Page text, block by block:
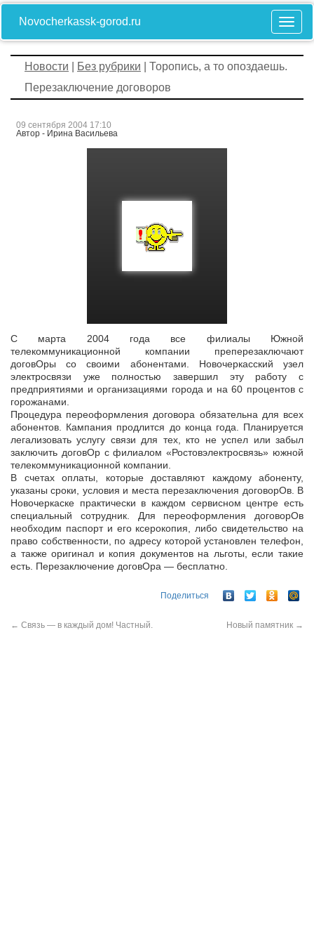
Novocherkassk-gorod.ru
Новости Без рубрики | Торопись, а то опоздаешь.
Перезаключение договоров
09 сентября 2004 17:10
Автор - Ирина Васильева
С марта 2004 года все филиалы Южной
телекоммуникационной компании преперезаключают
договОры со своими абонентами. Новочеркасский узел
электросвязи уже полностью завершил эту работу с
предприятиями и организациями города и на 60 процентов с
горожанами.
Процедура переоформления договора обязательна для всех
абонентов. Кампания продлится до конца года. Планируется
легализовать услугу связи для тех, кто не успел или забыл
заключить договОр с филиалом «Ростовэлектросвязь» южной
телекоммуникационной компании.
В счетах оплаты, которые доставляют каждому абоненту,
указаны сроки, условия и места перезаключения договорОв. В
Новочеркаске практически в каждом сервисном центре есть
специальный сотрудник. Для переоформления договорОв
необходим паспорт и его ксерокопия, либо свидетельство на
право собственности, по адресу которой установлен телефон,
а также оригинал и копия документов на льготы, если такие
есть. Перезаключение договОра — бесплатно.
Поделиться
← Cвязь — в каждый дом! Частный. Новый памятник →